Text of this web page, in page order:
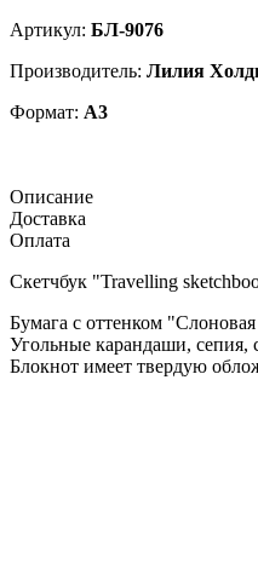
Артикул: БЛ-9076
Производитель: Лилия
Формат: А3
Описание
Доставка
Оплата
Скетчбук "Travelling
Бумага с оттенком
Угольные карандаши, сепия,
Блокнот имеет твердую